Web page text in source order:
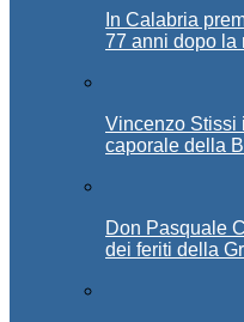
In Calabria
77 anni dopo la
Vincenzo Stissi
caporale della
Don Pasquale
dei feriti della